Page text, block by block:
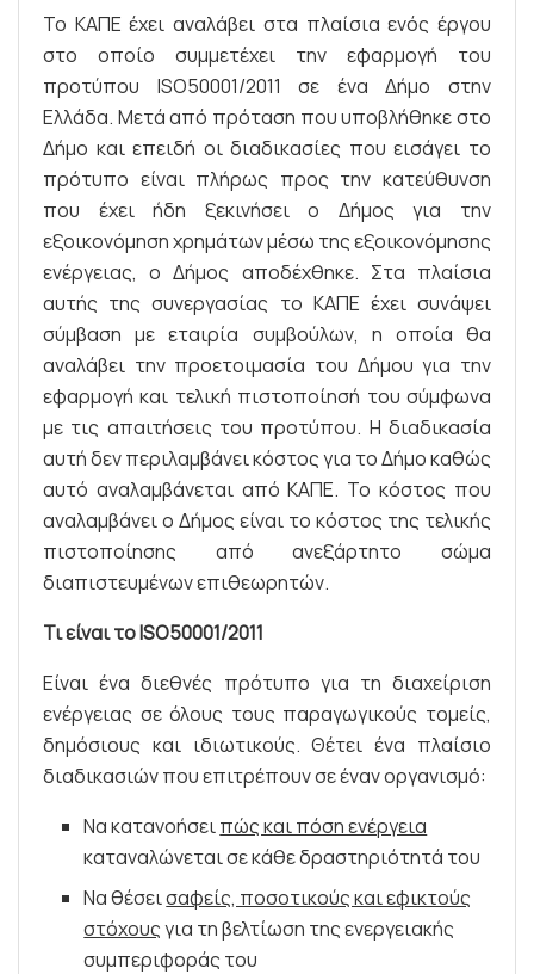
Το ΚΑΠΕ έχει αναλάβει στα πλαίσια ενός έργου
στο οποίο συμμετέχει την εφαρμογή του
προτύπου ISO50001/2011 σε ένα Δήμο στην
Ελλάδα. Μετά από πρόταση που υποβλήθηκε στο
Δήμο και επειδή οι διαδικασίες που εισάγει το
πρότυπο είναι πλήρως προς την κατεύθυνση
που έχει ήδη ξεκινήσει ο Δήμος για την
εξοικονόμηση χρημάτων μέσω της εξοικονόμησης
ενέργειας, ο Δήμος αποδέχθηκε. Στα πλαίσια
αυτής της συνεργασίας το ΚΑΠΕ έχει συνάψει
σύμβαση με εταιρία συμβούλων, η οποία θα
αναλάβει την προετοιμασία του Δήμου για την
εφαρμογή και τελική πιστοποίησή του σύμφωνα
με τις απαιτήσεις του προτύπου. Η διαδικασία
αυτή δεν περιλαμβάνει κόστος για το Δήμο καθώς
αυτό αναλαμβάνεται από ΚΑΠΕ. Το κόστος που
αναλαμβάνει ο Δήμος είναι το κόστος της τελικής
πιστοποίησης από ανεξάρτητο σώμα
διαπιστευμένων επιθεωρητών.
Τι είναι το ISO50001/2011
Είναι ένα διεθνές πρότυπο για τη διαχείριση
ενέργειας σε όλους τους παραγωγικούς τομείς,
δημόσιους και ιδιωτικούς. Θέτει ένα πλαίσιο
διαδικασιών που επιτρέπουν σε έναν οργανισμό:
Να κατανοήσειπώς και πόση ενέργεια
καταναλώνεται σε κάθε δραστηριότητά του
Να θέσεισαφείς, ποσοτικούς και εφικτούς
στόχουςγια τη βελτίωση της ενεργειακής
συμπεριφοράς του